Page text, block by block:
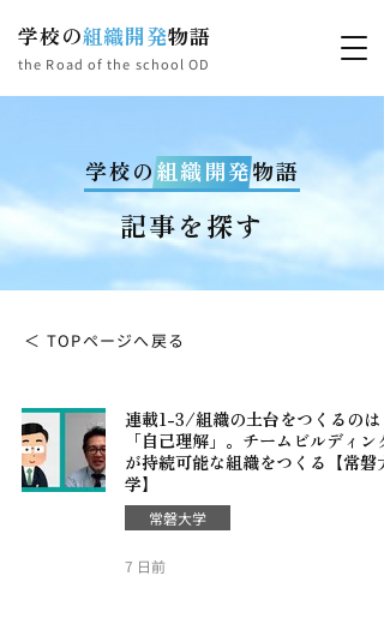
学校の組織開発物語
the Road of the school OD
学校の組織開発物語
記事を探す
＜ TOPページへ戻る
連載1-3/組織の土台をつくるのは
「自己理解」。チームビルディング
が持続可能な組織をつくる【常磐大
学】
常磐大学
7 日前